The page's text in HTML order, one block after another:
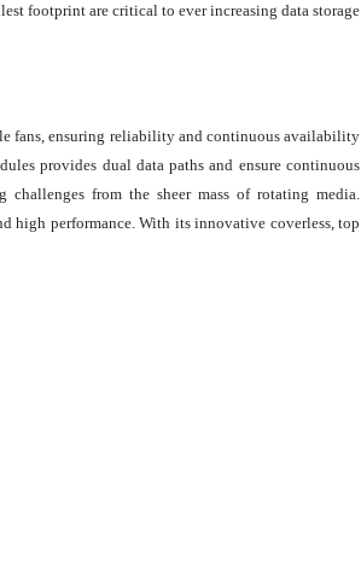
footprint are critical to ever increasing data storage
fans, ensuring reliability and continuous availability
provides dual data paths and ensure continuous
challenges from the sheer mass of rotating media.
high performance. With its innovative coverless, top